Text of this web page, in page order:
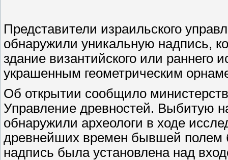
Представители израильского
обнаружили уникальную надпись,
здание византийского или раннего
украшенным геометрическим
Об открытии сообщило
Управление древностей. Выбитую
обнаружили археологи в ходе
древнейших времен бывшей полем
надпись была установлена над